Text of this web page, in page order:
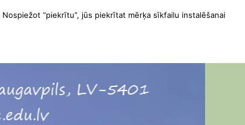
“piekrītu”, jūs piekrītat mērķa sīkfailu instalēšanai